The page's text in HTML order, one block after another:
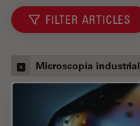
FILTER ARTICLES
Microscopía industrial